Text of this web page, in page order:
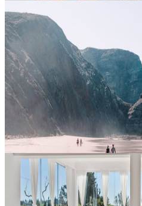
Ritiro di Yoga Terapeutico e
Ideato per chi desidera ritrovare
una connessione più profonda con
ritiro rigenerante offre uno spazio
Su richiesta
16 agosto 2026 13:00
Porto, Portogallo
Ritiro di yoga con Anna